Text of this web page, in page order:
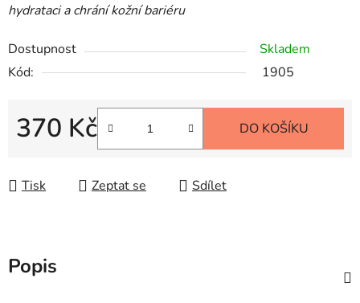
hydrataci a chrání kožní bariéru
Dostupnost
Skladem
Kód:
1905
370 Kč DO KOŠÍKU
Tisk Zeptat se Sdílet
Popis